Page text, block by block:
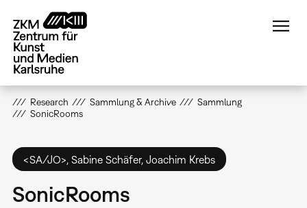
zum
Inhalt
Research Sammlung & Archive
Sammlung
SonicRooms
<SA/JO>, Sabine Schäfer, Joachim Krebs
SonicRooms